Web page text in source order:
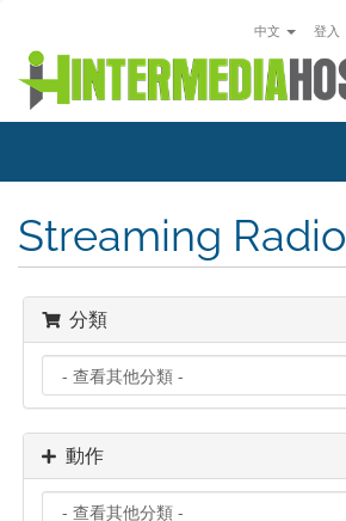
中文 登入
Streaming Radio
分類
動作